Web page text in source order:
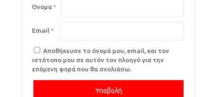
Όνομα *
Email *
Αποθήκευσε το όνομά μου, email, και τον
ιστότοπο μου σε αυτόν τον πλοηγό για την
επόμενη φορά που θα σχολιάσω.